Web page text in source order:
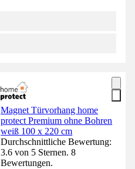
Magnet Türvorhang home
protect Premium ohne Bohren
weiß 100 x 220 cm
Durchschnittliche Bewertung:
3.6 von 5 Sternen. 8
Bewertungen.